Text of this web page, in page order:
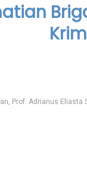
Prof. Adrianus Eliasta